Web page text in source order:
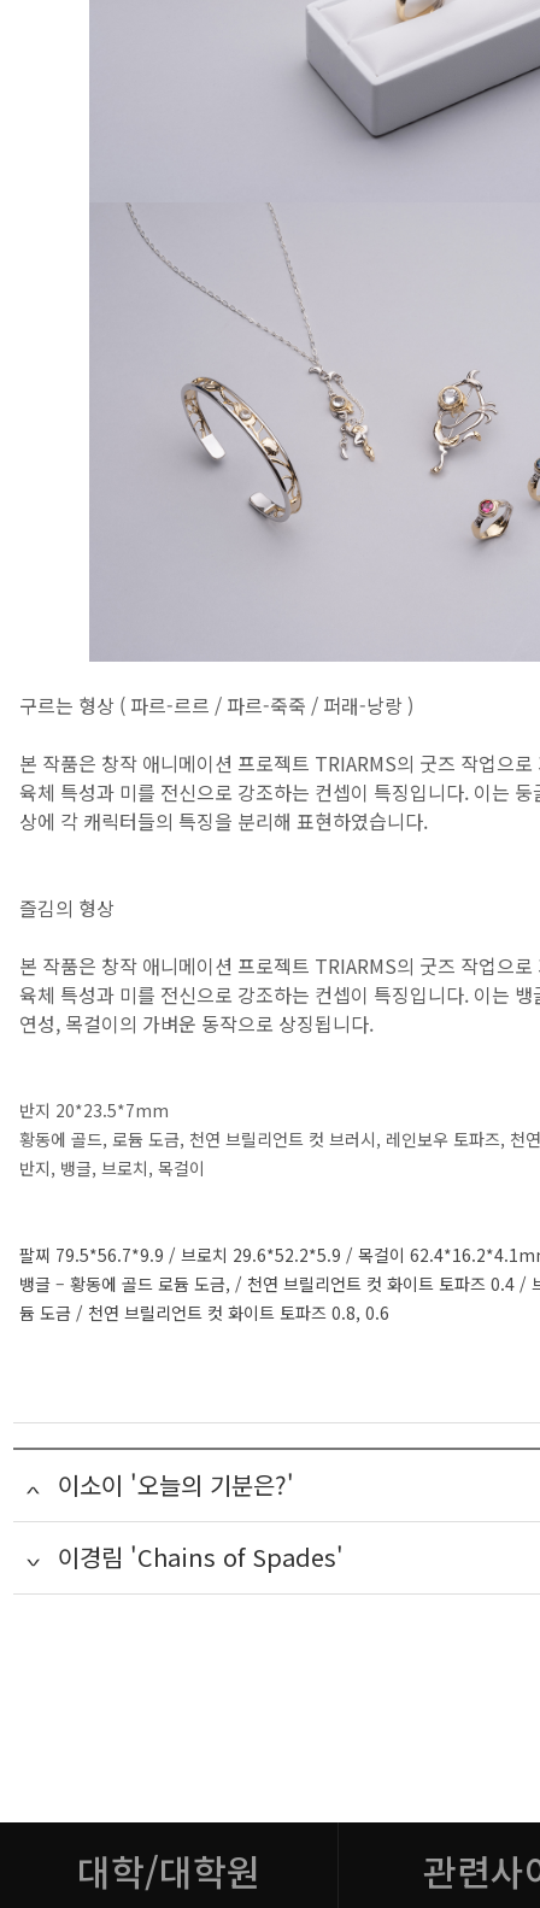
구르는 형상 ( 파르-르르 / 파르-죽죽 / 퍼래-낭랑 )
본 작품은 창작 애니메이션 프로젝트 TRIARMS의 굿즈 작업으
육체 특성과 미를 전신으로 강조하는 컨셉이 특징입니다. 이는
상에 각 캐릭터들의 특징을 분리해 표현하였습니다.
즐김의 형상
본 작품은 창작 애니메이션 프로젝트 TRIARMS의 굿즈 작업으
육체 특성과 미를 전신으로 강조하는 컨셉이 특징입니다. 이는
연성, 목걸이의 가벼운 동작으로 상징됩니다.
반지 20*23.5*7mm
황동에 골드, 로듐 도금, 천연 브릴리언트 컷 브러시, 레인보우 토파즈, 천
반지, 뱅글, 브로치, 목걸이
팔찌 79.5*56.7*9.9 / 브로치 29.6*52.2*5.9 / 목걸이
뱅글 – 황동에 골드 로듐 도금, / 천연 브릴리언트 컷 화이트 토파즈 0.4 /
듐 도금 / 천연 브릴리언트 컷 화이트 토파즈 0.8, 0.6
이소이 '오늘의 기분은?'
이경림 'Chains of Spades'
대학/대학원 관련사